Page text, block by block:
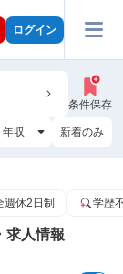
ログイン
条件保存
年収 新着のみ
週休2日制 学歴
求人情報